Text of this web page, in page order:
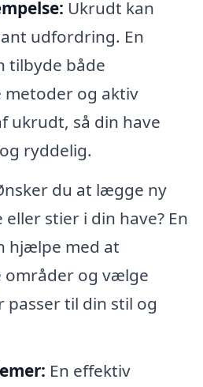
Ukrudt kan
udfordring. En
tilbyde både
og aktiv
ukrudt, så din have
ryddelig.
du at lægge ny
stier i din have? En
hjælpe med at
områder og vælge
passer til din stil og
En effektiv